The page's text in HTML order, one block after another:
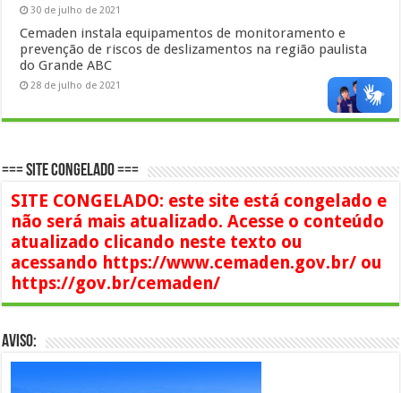
30 de julho de 2021
Cemaden instala equipamentos de monitoramento e
prevenção de riscos de deslizamentos na região paulista
do Grande ABC
28 de julho de 2021
=== SITE CONGELADO ===
SITE CONGELADO: este site está congelado e
não será mais atualizado. Acesse o conteúdo
atualizado clicando neste texto ou
acessando https://www.cemaden.gov.br/ ou
https://gov.br/cemaden/
AVISO: